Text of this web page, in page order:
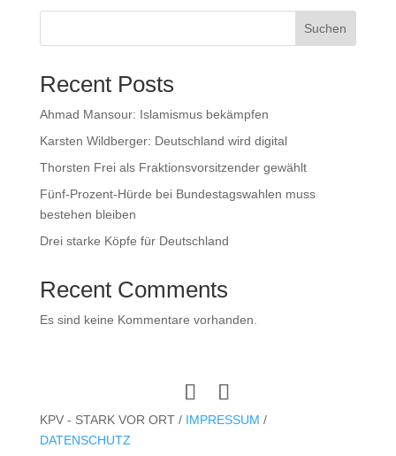
Suchen
Recent Posts
Ahmad Mansour: Islamismus bekämpfen
Karsten Wildberger: Deutschland wird digital
Thorsten Frei als Fraktionsvorsitzender gewählt
Fünf-Prozent-Hürde bei Bundestagswahlen muss
bestehen bleiben
Drei starke Köpfe für Deutschland
Recent Comments
Es sind keine Kommentare vorhanden.
KPV - STARK VOR ORT / IMPRESSUM /
DATENSCHUTZ